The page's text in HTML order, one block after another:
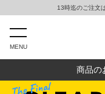
13時迄のご注文
MENU
商品の